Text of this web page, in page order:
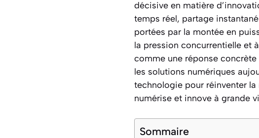
décisive en matière
temps réel, partage
portées par la montée en
la pression concurrentielle et
comme une réponse
les solutions numériques
technologie pour réinventer
numérise et innove à grande
Sommaire